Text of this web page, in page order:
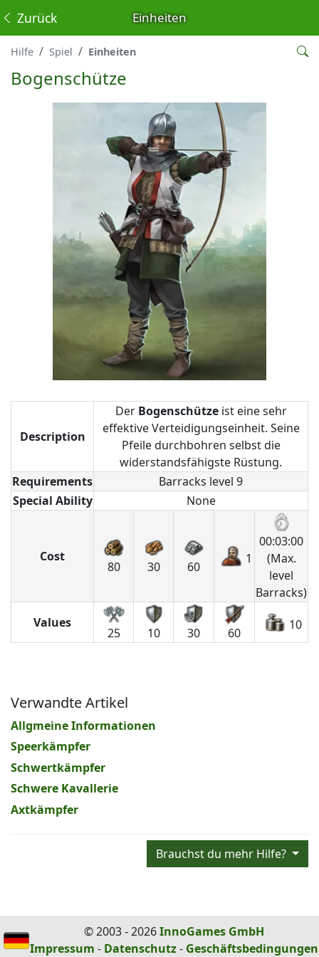
Einheiten
Zurück
Hilfe Spiel Einheiten
Bogenschütze
Description
Der Bogenschützeist eine sehr
effektive Verteidigungseinheit. Seine
Pfeile durchbohren selbst die
widerstandsfähigste Rüstung.
Requirements
Barracks level 9
Special Ability
None
Cost
80 30 60
1
00:03:00
(Max.
level
Barracks)
Values
25 10 30 60
10
Verwandte Artikel
Allgmeine Informationen
Speerkämpfer
Schwertkämpfer
Schwere Kavallerie
Axtkämpfer
Brauchst du mehr Hilfe?
© 2003 - 2026InnoGames GmbH
Impressum - Datenschutz- Geschäftsbedingungen